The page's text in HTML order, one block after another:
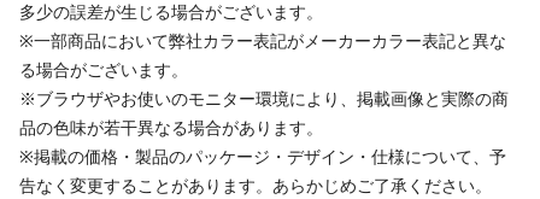
多少の誤差が生じる場合がございます。
※一部商品において弊社カラー表記がメーカーカラー表記と異な
る場合がございます。
※ブラウザやお使いのモニター環境により、掲載画像と実際の商
品の色味が若干異なる場合があります。
※掲載の価格・製品のパッケージ・デザイン・仕様について、予
告なく変更することがあります。あらかじめご了承ください。